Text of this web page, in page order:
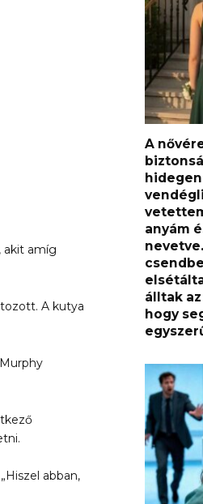
akit amíg
A kutya
abban,
A
hidegen
anyám
álltak
hogy